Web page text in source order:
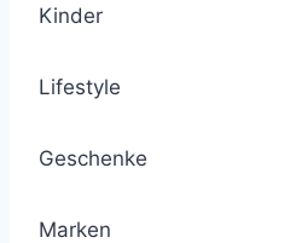
Kinder
Lifestyle
Geschenke
Marken